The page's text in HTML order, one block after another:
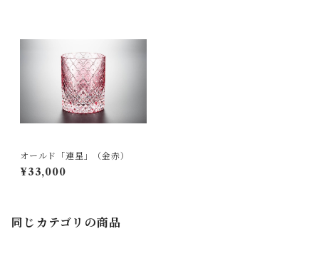
オールド「連星」（金赤）
¥33,000
同じカテゴリの商品